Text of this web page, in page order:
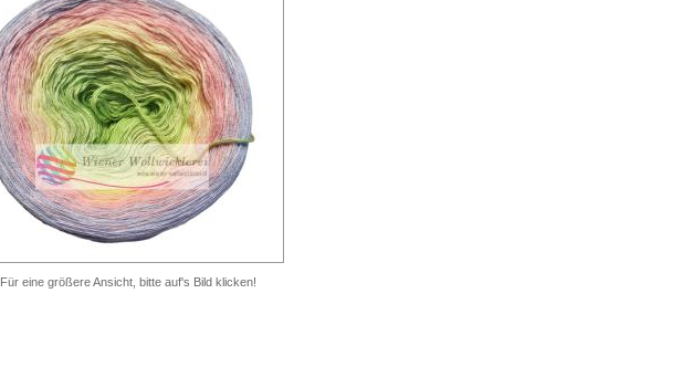
Für eine größere Ansicht, bitte auf's Bild klicken!